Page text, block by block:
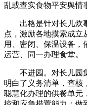
乱或查实食物平安舆情
出格是针对长儿炊事
点，激励各地摸索成立
用、密闭、保温设备，
运营、同一办理食堂。
不进园。对长儿园集
明白了义务清单，查核
聪慧化办理的供餐单元